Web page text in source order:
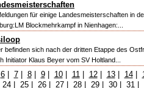
für einige Landesmeisterschaften in
Blockmehrkampf in Nienhagen:...
befinden sich nach der dritten Etappe des
Initiator Klaus Beyer vom SV Holtland...
6| 7| 8| 9| 10| 11| 12| 13| 14|
24| 25| 26| 27| 28| 29| 30| 31|